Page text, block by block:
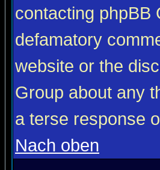
contacting phpBB
defamatory
website or the
Group about any
a terse response
Nach oben